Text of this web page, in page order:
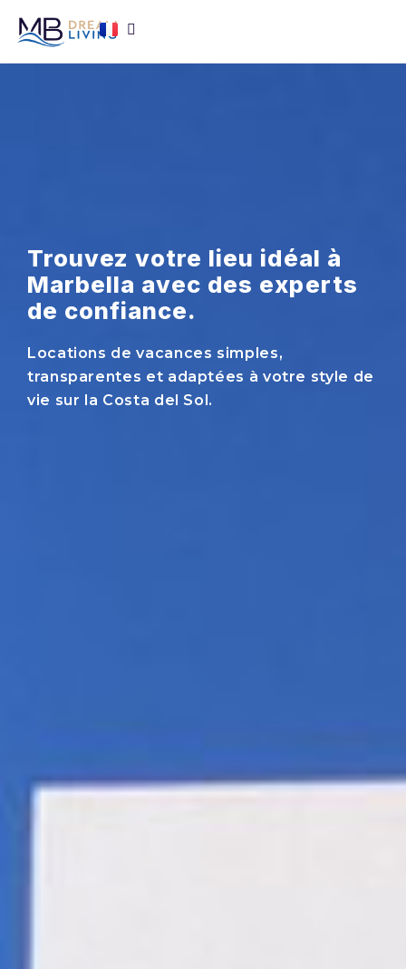
Trouvez votre lieu idéal à
Marbella avec des experts
de confiance.
Locations de vacances simples,
transparentes et adaptées à votre style de
vie sur la Costa del Sol.